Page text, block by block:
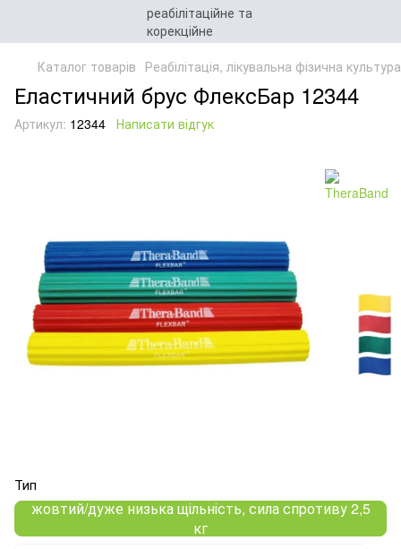
Каталог товарів Реабілітація, лікувальна фізична
Еластичний брус ФлексБар 12344
Артикул: 12344 Написати відгук
Тип
жовтий/дуже низька щільність, сила спротиву 2,5
кг